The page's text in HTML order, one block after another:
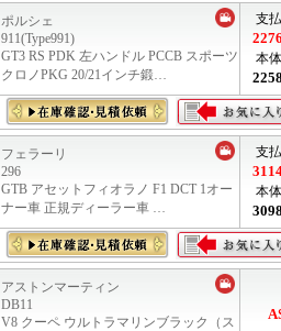
ポルシェ
911(Type991)
GT3 RS PDK 左ハンドル PCCB スポーツ
クロノPKG 20/21インチ鍛…
支
2276
本
2258
フェラーリ
296
GTB アセットフィオラノ F1 DCT 1オー
ナー車 正規ディーラー車 …
支
本
3098
アストンマーティン
DB11
V8 クーペ ウルトラマリンブラック（ス